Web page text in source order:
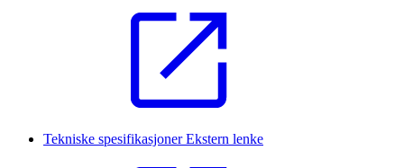
Tekniske spesifikasjonerEkstern lenke